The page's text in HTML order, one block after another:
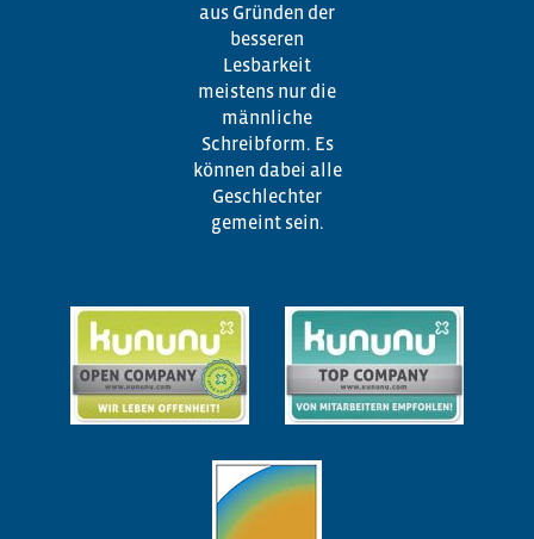
aus Gründen der
besseren
Lesbarkeit
meistens nur die
männliche
Schreibform. Es
können dabei alle
Geschlechter
gemeint sein.